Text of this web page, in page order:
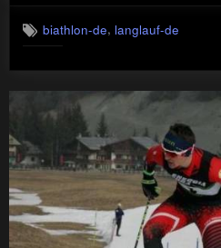
–
biathlon-de, langlauf-de